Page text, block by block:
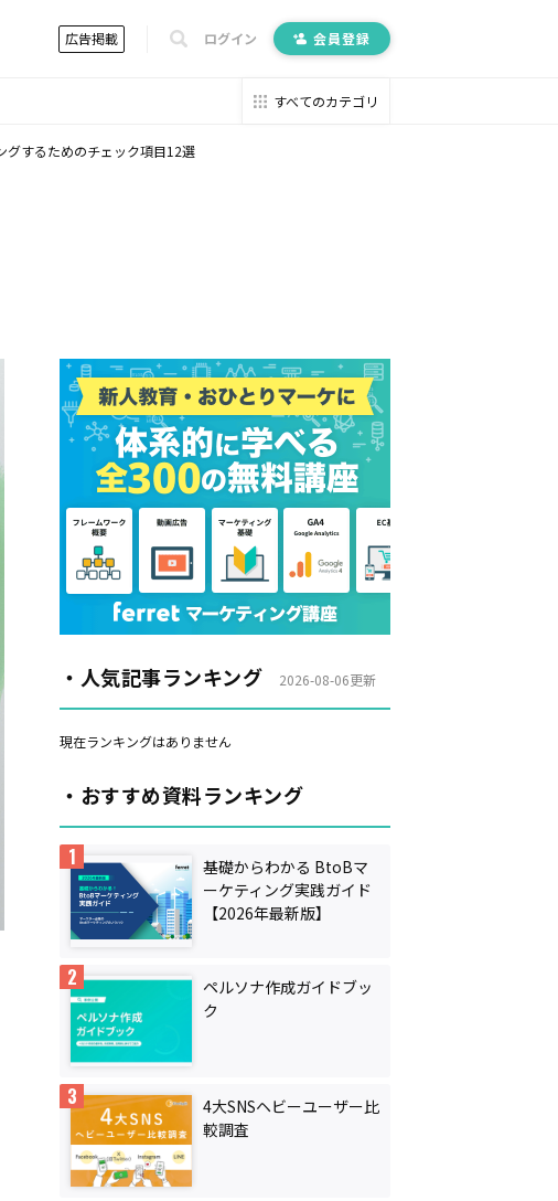
広告掲載 ログイン 会員登録
すべてのカテゴリ
グするためのチェック項目12選
・人気記事ランキング 2026-08-06更新
・おすすめ資料ランキング
基礎からわかる BtoBマ
ーケティング実践ガイド
【2026年最新版】
ペルソナ作成ガイドブッ
ク
4大SNSヘビーユーザー比
較調査